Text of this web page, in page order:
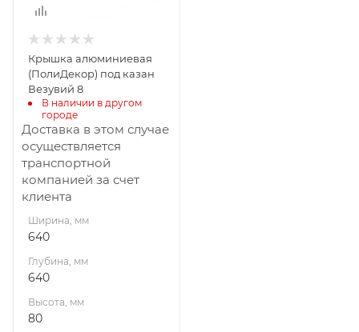
Материал
Алюминий
Крышка алюминиевая
(ПолиДекор) под казан
Везувий 8
В наличии в другом
городе
Доставка в этом случае
осуществляется
транспортной
компанией за счет
клиента
Ширина, мм
640
Глубина, мм
640
Высота, мм
80